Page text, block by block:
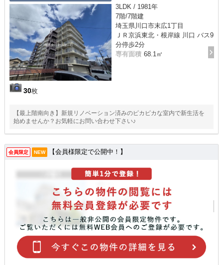
30枚
3LDK / 1981年
7階/7階建
埼玉県川口市末広1丁目
ＪＲ京浜東北・根岸線 川口 バス9
分停歩2分
専有面積 68.1㎡
【最上階南向き】新規リノベーション済みのピカピカな室内で新生活を
始めませんか？お気軽にお問い合わせ下さい♪
会員限定 NEW 【会員様限定で公開中！】